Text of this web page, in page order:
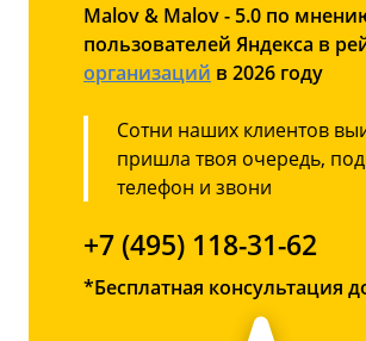
Malov & Malov - 5.0 по
пользователей Яндекса в
организаций в 2026 году
Сотни наших клиентов
пришла твоя очередь,
телефон и звони
+7 (495) 118-31-62
*Бесплатная консультация